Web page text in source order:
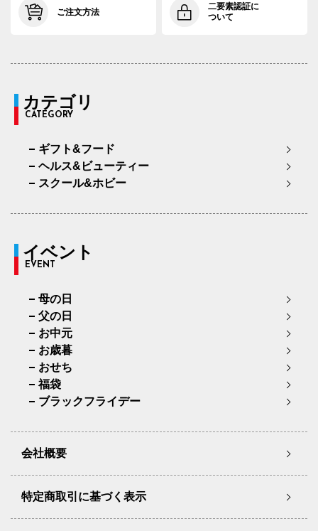
ご注文方法
二要素認証に
ついて
カテゴリ
CATEGORY
ギフト&フード
ヘルス&ビューティー
スクール&ホビー
イベント
EVENT
母の日
父の日
お中元
お歳暮
おせち
福袋
ブラックフライデー
会社概要
特定商取引に基づく表示